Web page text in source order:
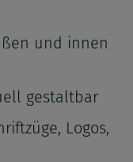
und innen
gestaltbar
Logos,